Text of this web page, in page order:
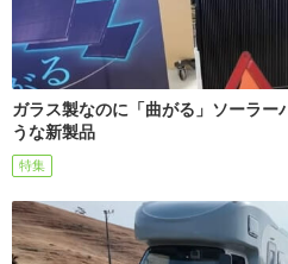
ガラス製なのに「曲がる」ソーラー
うな新製品
特集